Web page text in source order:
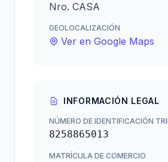
Nro. CASA
GEOLOCALIZACIÓN
Ver en Google Maps
INFORMACIÓN LEGAL
NÚMERO DE IDENTIFICACIÓN
8258865013
MATRÍCULA DE COMERCIO